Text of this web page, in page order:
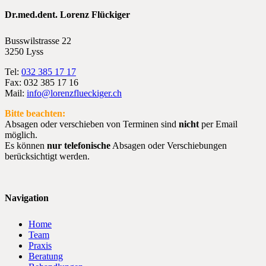
Dr.med.dent. Lorenz Flückiger
Busswilstrasse 22
3250 Lyss
Tel: 032 385 17 17
Fax: 032 385 17 16
Mail: info@lorenzflueckiger.ch
Bitte beachten:
Absagen oder verschieben von Terminen sind nicht per Email
möglich.
Es können nur telefonische Absagen oder Verschiebungen
berücksichtigt werden.
Navigation
Home
Team
Praxis
Beratung